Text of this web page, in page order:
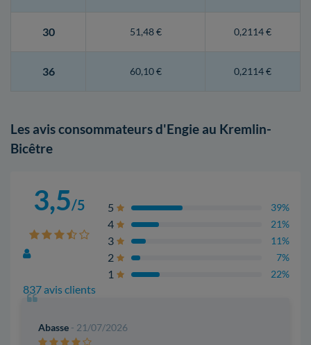
30 51,48 € 0,2114 €
36 60,10 € 0,2114 €
Les avis consommateurs d'Engie au Kremlin-
Bicêtre
3,5/5
837 avis clients
5 39%
4 21%
3 11%
2 7%
1 22%
Abasse - 21/07/2026